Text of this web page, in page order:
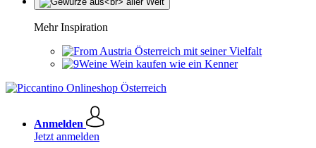
Mehr Inspiration
Österreich mit seiner Vielfalt
Wein kaufen wie ein Kenner
Anmelden
Jetzt anmelden